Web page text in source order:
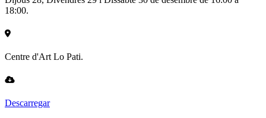
18:00.
Centre d'Art Lo Pati.
Descarregar